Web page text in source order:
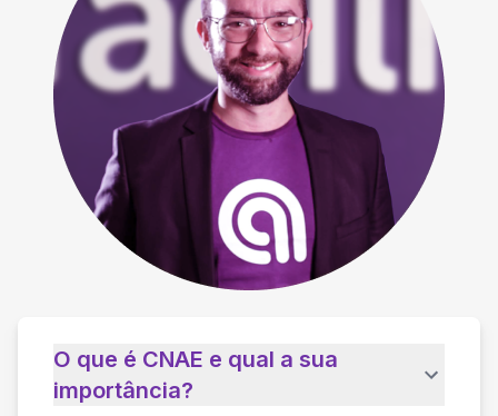
O que é CNAE e qual a sua
importância?